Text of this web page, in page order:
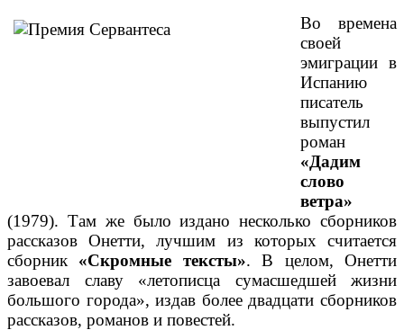
Во времена
своей
эмиграции в
Испанию
писатель
выпустил
роман
«Дадим
слово
ветра»
(1979). Там же было издано несколько сборников
рассказов Онетти, лучшим из которых считается
сборник «Скромные тексты». В целом, Онетти
завоевал славу «летописца сумасшедшей жизни
большого города», издав более двадцати сборников
рассказов, романов и повестей.